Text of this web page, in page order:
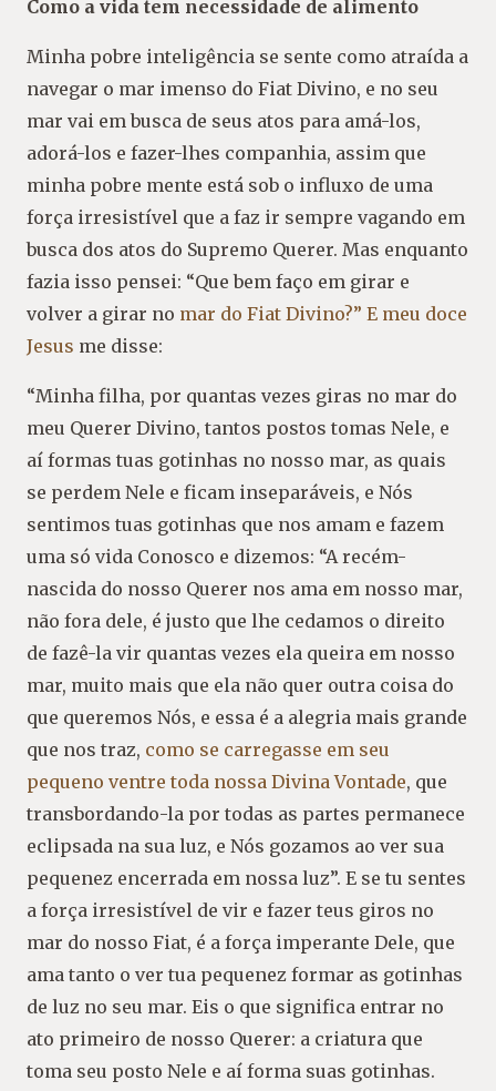
Como a vida tem necessidade de alimento
Minha pobre inteligência se sente como atraída a
navegar o mar imenso do Fiat Divino, e no seu
mar vai em busca de seus atos para amá-los,
adorá-los e fazer-lhes companhia, assim que
minha pobre mente está sob o influxo de uma
força irresistível que a faz ir sempre vagando em
busca dos atos do Supremo Querer. Mas enquanto
fazia isso pensei: “Que bem faço em girar e
volver a girar no mar do Fiat Divino?” E meu doce
Jesus me disse:
“Minha filha, por quantas vezes giras no mar do
meu Querer Divino, tantos postos tomas Nele, e
aí formas tuas gotinhas no nosso mar, as quais
se perdem Nele e ficam inseparáveis, e Nós
sentimos tuas gotinhas que nos amam e fazem
uma só vida Conosco e dizemos: “A recém-
nascida do nosso Querer nos ama em nosso mar,
não fora dele, é justo que lhe cedamos o direito
de fazê-la vir quantas vezes ela queira em nosso
mar, muito mais que ela não quer outra coisa do
que queremos Nós, e essa é a alegria mais grande
que nos traz, como se carregasse em seu
pequeno ventre toda nossa Divina Vontade, que
transbordando-la por todas as partes permanece
eclipsada na sua luz, e Nós gozamos ao ver sua
pequenez encerrada em nossa luz”. E se tu sentes
a força irresistível de vir e fazer teus giros no
mar do nosso Fiat, é a força imperante Dele, que
ama tanto o ver tua pequenez formar as gotinhas
de luz no seu mar. Eis o que significa entrar no
ato primeiro de nosso Querer: a criatura que
toma seu posto Nele e aí forma suas gotinhas.